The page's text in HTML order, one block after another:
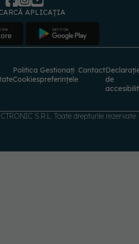
APLICAȚIA
Politica
Cookies
Gestionați
preferințele
Contact
de
S.R.L. Toate drepturile rezervate